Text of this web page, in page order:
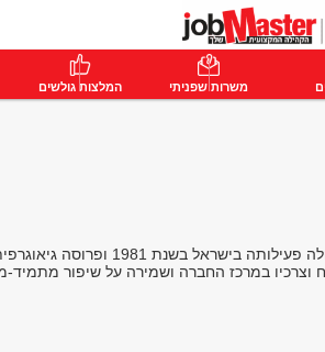
משרות שפניתי המלצות גולשים
במרכז החברה ושמירה על שיפור מתמיד-